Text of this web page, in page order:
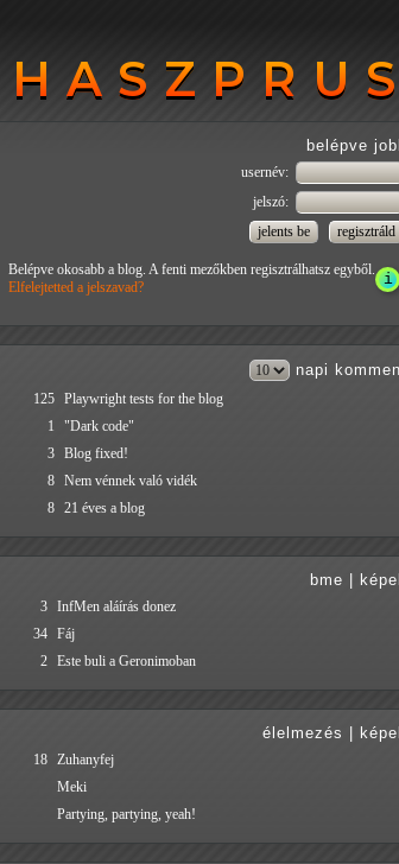
HASZPRUS
HASZPRUS
belépve
usernév:
jelszó:
Belépve okosabb a blog. A fenti mezőkben regisztrálhatsz egyből.
Elfelejtetted a jelszavad?
napi
125 Playwright tests for the blog
1
"Dark code"
3 Blog fixed!
8 Nem vénnek való vidék
8 21 éves a blog
bme
3 InfMen aláírás donez
34 Fáj
2 Este buli a Geronimoban
élelmezés
18 Zuhanyfej
Meki
Partying, partying, yeah!